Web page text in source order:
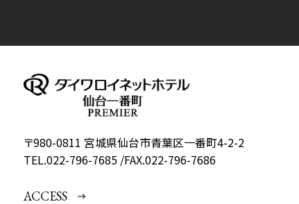
〒980-0811 宮城県仙台市青葉区一番町4-2-2
TEL.022-796-7685 /FAX.022-796-7686
ACCESS